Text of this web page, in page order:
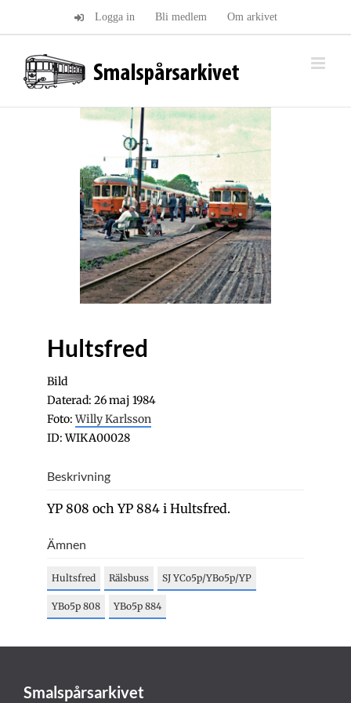
Logga in Bli medlem Om arkivet
Hultsfred
Bild
Daterad: 26 maj 1984
Foto: Willy Karlsson
ID: WIKA00028
Beskrivning
YP 808 och YP 884 i Hultsfred.
Ämnen
Hultsfred Rälsbuss SJ YCo5p/YBo5p/YP
YBo5p 808 YBo5p 884
Smalspårsarkivet